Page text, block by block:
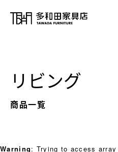
リビング
商品一覧
Warning: Trying to access